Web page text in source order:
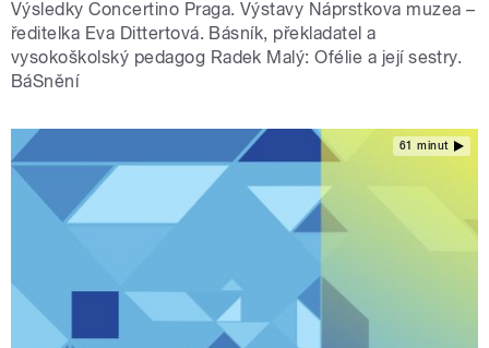
Výsledky Concertino Praga. Výstavy Náprstkova muzea –
ředitelka Eva Dittertová. Básník, překladatel a
vysokoškolský pedagog Radek Malý: Ofélie a její sestry.
BáSnění
61 minut